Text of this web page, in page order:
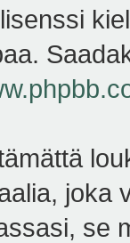
joka
se